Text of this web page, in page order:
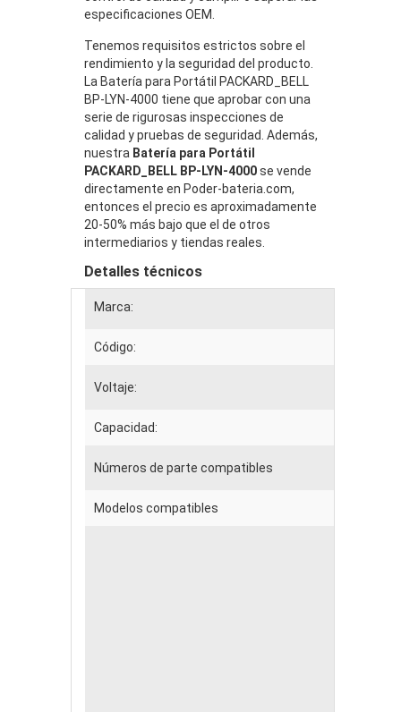
especificaciones OEM.
Tenemos requisitos estrictos sobre el
rendimiento y la seguridad del producto.
La Batería para Portátil PACKARD_BELL
BP-LYN-4000 tiene que aprobar con una
serie de rigurosas inspecciones de
calidad y pruebas de seguridad. Además,
nuestra Batería para Portátil
PACKARD_BELL BP-LYN-4000se vende
directamente en Poder-bateria.com,
entonces el precio es aproximadamente
20-50% más bajo que el de otros
intermediarios y tiendas reales.
Detalles técnicos
Marca:
Código:
Voltaje:
Capacidad:
Números de parte compatibles
Modelos compatibles